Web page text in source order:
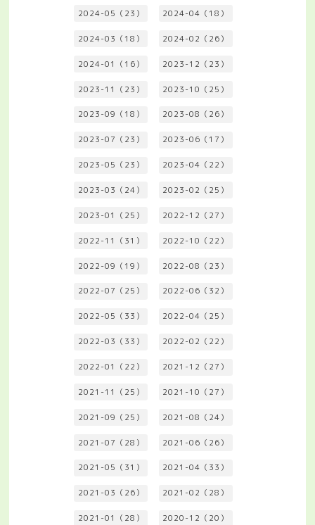
2024-05（23） 2024-04（18）
2024-03（18） 2024-02（26）
2024-01（16） 2023-12（23）
2023-11（23） 2023-10（25）
2023-09（18） 2023-08（26）
2023-07（23） 2023-06（17）
2023-05（23） 2023-04（22）
2023-03（24） 2023-02（25）
2023-01（25） 2022-12（27）
2022-11（31） 2022-10（22）
2022-09（19） 2022-08（23）
2022-07（25） 2022-06（32）
2022-05（33） 2022-04（25）
2022-03（33） 2022-02（22）
2022-01（22） 2021-12（27）
2021-11（25） 2021-10（27）
2021-09（25） 2021-08（24）
2021-07（28） 2021-06（26）
2021-05（31） 2021-04（33）
2021-03（26） 2021-02（28）
2021-01（28） 2020-12（20）